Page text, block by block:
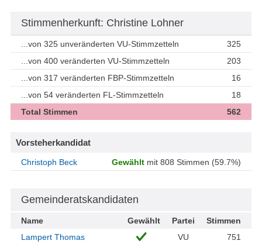
Stimmenherkunft: Christine Lohner
...von 325 unveränderten VU-Stimmzetteln
325
...von 400 veränderten VU-Stimmzetteln
203
...von 317 veränderten FBP-Stimmzetteln
16
...von 54 veränderten FL-Stimmzetteln
18
Total Stimmen
562
Vorsteherkandidat
Christoph Beck Gewählt mit 808 Stimmen (59.7%)
Gemeinderatskandidaten
Name Gewählt Partei
Stimmen
Lampert Thomas
VU 751